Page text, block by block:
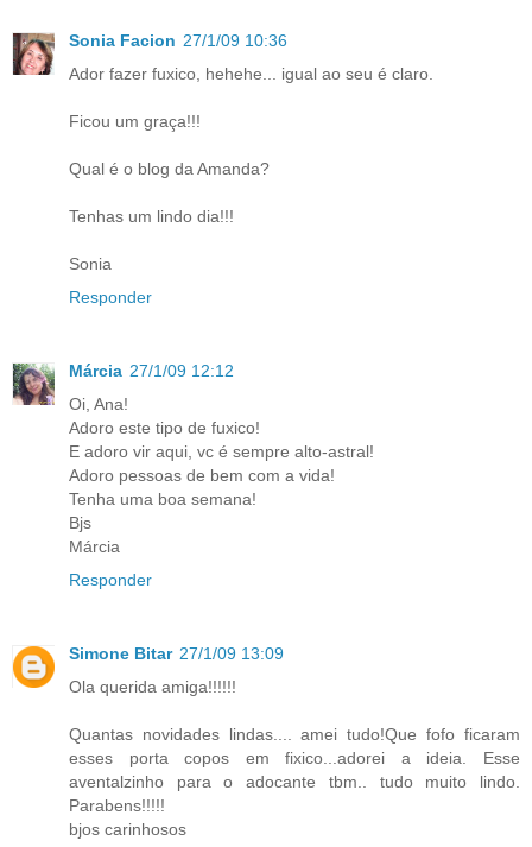
Sonia Facion 27/1/09 10:36
Ador fazer fuxico, hehehe... igual ao seu é claro.
Ficou um graça!!!
Qual é o blog da Amanda?
Tenhas um lindo dia!!!
Sonia
Responder
Márcia 27/1/09 12:12
Oi, Ana!
Adoro este tipo de fuxico!
E adoro vir aqui, vc é sempre alto-astral!
Adoro pessoas de bem com a vida!
Tenha uma boa semana!
Bjs
Márcia
Responder
Simone Bitar 27/1/09 13:09
Ola querida amiga!!!!!!
Quantas novidades lindas.... amei tudo!Que fofo ficaram
esses porta copos em fixico...adorei a ideia. Esse
aventalzinho para o adocante tbm.. tudo muito lindo.
Parabens!!!!!
bjos carinhosos